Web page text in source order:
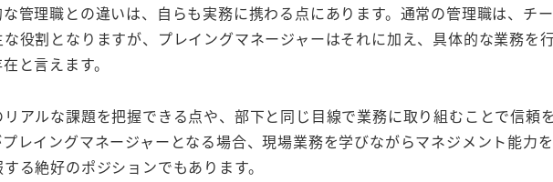
管理職との違いは、自らも実務に携わる点にあります。通常の管理職は、チ
役割となりますが、プレイングマネージャーはそれに加え、具体的な業務を行
と言えます。
アルな課題を把握できる点や、部下と同じ目線で業務に取り組むことで信頼
レイングマネージャーとなる場合、現場業務を学びながらマネジメント能力
る絶好のポジションでもあります。